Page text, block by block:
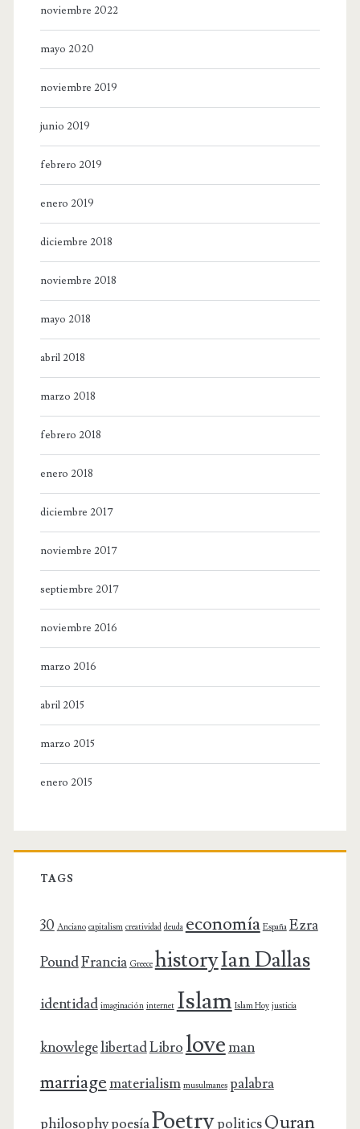
noviembre 2022
mayo 2020
noviembre 2019
junio 2019
febrero 2019
enero 2019
diciembre 2018
noviembre 2018
mayo 2018
abril 2018
marzo 2018
febrero 2018
enero 2018
diciembre 2017
noviembre 2017
septiembre 2017
noviembre 2016
marzo 2016
abril 2015
marzo 2015
enero 2015
TAGS
30 Anciano capitalism creatividad deuda economía España Ezra
PoundFrancia Greece historyIan Dallas
identidad imaginación internet Islam Islam Hoy justicia
knowlegelibertadLibrolove man
marriage materialism musulmanes palabra
philosophypoesíaPoetrypoliticsQuran